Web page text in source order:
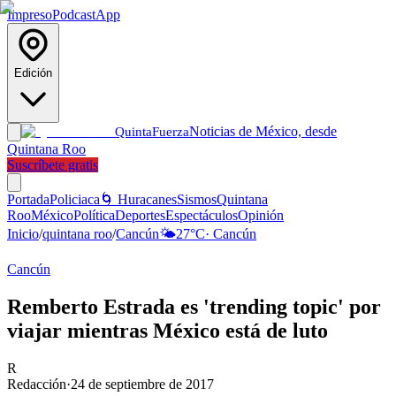
ImpresoPodcastApp
Edición
QuintaFuerzaNoticias de México, desde
Quintana Roo
Suscríbete gratis
PortadaPoliciaca 🌀 HuracanesSismosQuintana
RooMéxicoPolíticaDeportesEspectáculosOpinión
Inicio/quintana roo/Cancún🌤️27°C· Cancún
Cancún
Remberto Estrada es 'trending topic' por
viajar mientras México está de luto
R
Redacción·24 de septiembre de 2017